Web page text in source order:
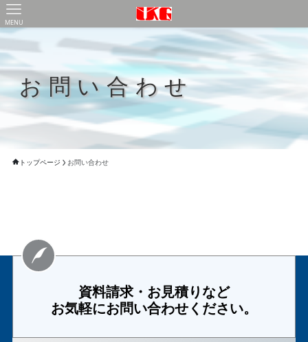
MENU
お問い合わせ
トップページ お問い合わせ
資料請求・お見積りなど
お気軽にお問い合わせください。